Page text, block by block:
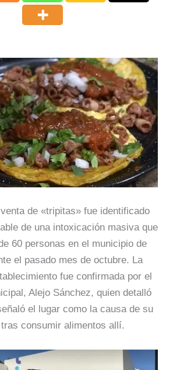
de «tripitas» fue identificado
de una intoxicación masiva que
60 personas en el municipio de
el pasado mes de octubre. La
fue confirmada por el
Alejo Sánchez, quien detalló
el lugar como la causa de su
consumir alimentos allí.